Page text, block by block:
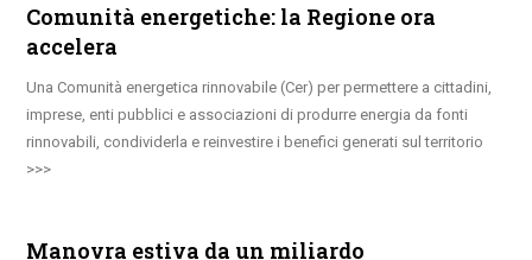
Comunità energetiche: la Regione ora
accelera
Una Comunità energetica rinnovabile (Cer) per permettere a cittadini,
imprese, enti pubblici e associazioni di produrre energia da fonti
rinnovabili, condividerla e reinvestire i benefici generati sul territorio
Manovra estiva da un miliardo